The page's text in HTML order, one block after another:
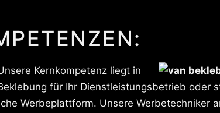
Kernkompetenz liegt in
für Ihr Dienstleistungsbetrieb oder
Werbeplattform. Unsere Werbetechniker